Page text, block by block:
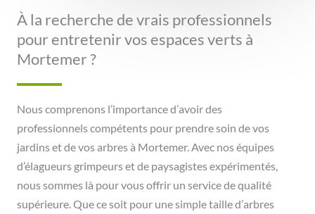
À la recherche de vrais professionnels
pour entretenir vos espaces verts à
Mortemer ?
Nous comprenons l’importance d’avoir des
professionnels compétents pour prendre soin de vos
jardins et de vos arbres à Mortemer. Avec nos équipes
d’élagueurs grimpeurs et de paysagistes expérimentés,
nous sommes là pour vous offrir un service de qualité
supérieure. Que ce soit pour une simple taille d’arbres